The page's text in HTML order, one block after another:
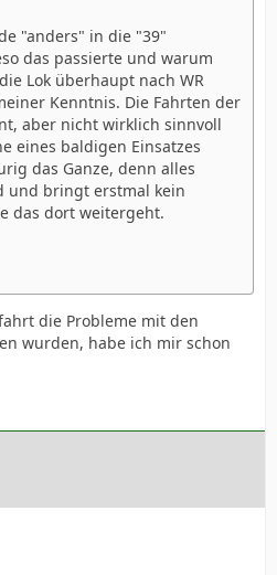
"anders" in die "39"
das passierte und warum
Lok überhaupt nach WR
Kenntnis. Die Fahrten der
aber nicht wirklich sinnvoll
eines baldigen Einsatzes
das Ganze, denn alles
und bringt erstmal kein
das dort weitergeht.
die Probleme mit den
wurden, habe ich mir schon